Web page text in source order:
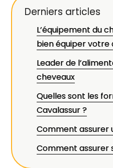
Derniers articles
L’équipement du
bien équiper votre
Leader de
cheveaux
Quelles sont les
Cavalassur ?
Comment assurer
Comment assurer